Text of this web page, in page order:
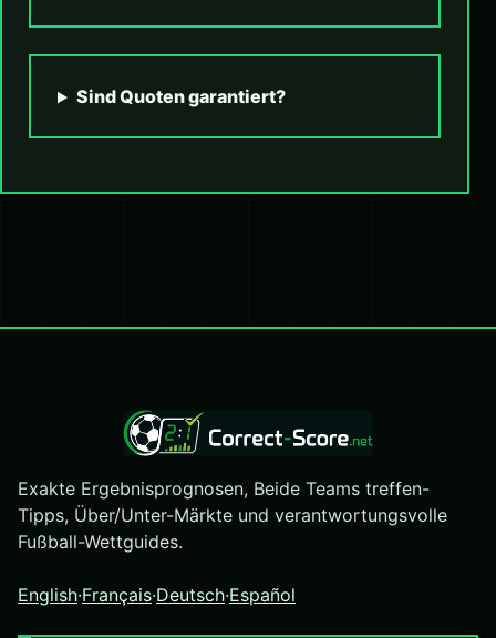
Sind Quoten garantiert?
Exakte Ergebnisprognosen, Beide Teams treffen-
Tipps, Über/Unter-Märkte und verantwortungsvolle
Fußball-Wettguides.
English·Français·Deutsch·Español